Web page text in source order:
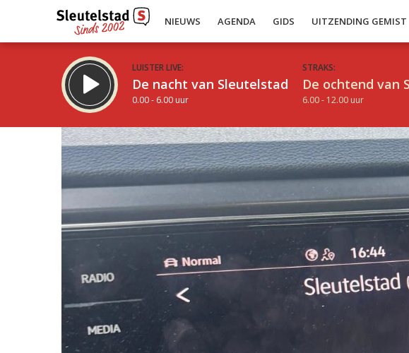
NIEUWS AGENDA GIDS UITZENDING GEMIST
LUISTER LIVE:
De nacht van Sleutelstad
0.00 - 6.00 uur
STRAKS:
De ochtend van
6.00 - 12.00 uur